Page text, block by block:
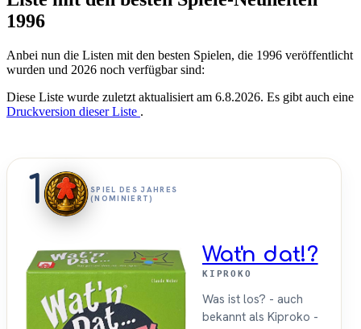
1996
Anbei nun die Listen mit den besten Spielen, die 1996 veröffentlicht
wurden und 2026 noch verfügbar sind:
Diese Liste wurde zuletzt aktualisiert am 6.8.2026. Es gibt auch eine
Druckversion dieser Liste .
1
SPIEL DES JAHRES
(NOMINIERT)
Wat'n dat!?
KIPROKO
Was ist los? - auch
bekannt als Kiproko -